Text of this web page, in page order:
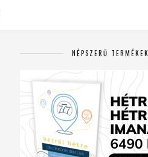
NÉPSZERŰ TERMÉKEK